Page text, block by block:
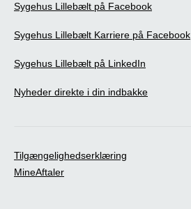
Sygehus Lillebælt på Facebook
Sygehus Lillebælt Karriere på Facebook
Sygehus Lillebælt på LinkedIn
Nyheder direkte i din indbakke
Tilgængelighedserklæring
MineAftaler